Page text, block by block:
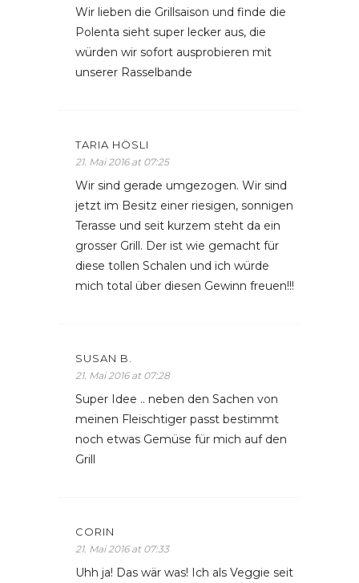
Wir lieben die Grillsaison und finde die
Polenta sieht super lecker aus, die
würden wir sofort ausprobieren mit
unserer Rasselbande
TARIA HÖSLI
21. Mai 2016 at 07:25
Wir sind gerade umgezogen. Wir sind
jetzt im Besitz einer riesigen, sonnigen
Terasse und seit kurzem steht da ein
grosser Grill. Der ist wie gemacht für
diese tollen Schalen und ich würde
mich total über diesen Gewinn freuen!!!
SUSAN B.
21. Mai 2016 at 07:28
Super Idee .. neben den Sachen von
meinen Fleischtiger passt bestimmt
noch etwas Gemüse für mich auf den
Grill
CORIN
21. Mai 2016 at 07:33
Uhh ja! Das wär was! Ich als Veggie seit